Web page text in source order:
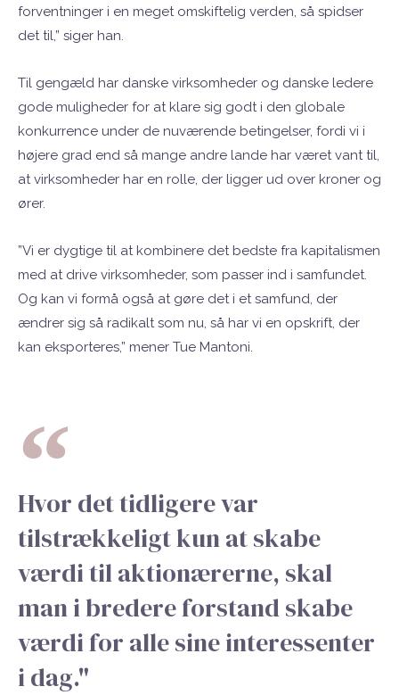
forventninger i en meget omskiftelig verden, så spidser
det til,” siger han.
Til gengæld har danske virksomheder og danske ledere
gode muligheder for at klare sig godt i den globale
konkurrence under de nuværende betingelser, fordi vi i
højere grad end så mange andre lande har været vant til,
at virksomheder har en rolle, der ligger ud over kroner og
ører.
”Vi er dygtige til at kombinere det bedste fra kapitalismen
med at drive virksomheder, som passer ind i samfundet.
Og kan vi formå også at gøre det i et samfund, der
ændrer sig så radikalt som nu, så har vi en opskrift, der
kan eksporteres,” mener Tue Mantoni.
Hvor det tidligere var
tilstrækkeligt kun at skabe
værdi til aktionærerne, skal
man i bredere forstand skabe
værdi for alle sine interessenter
i dag."